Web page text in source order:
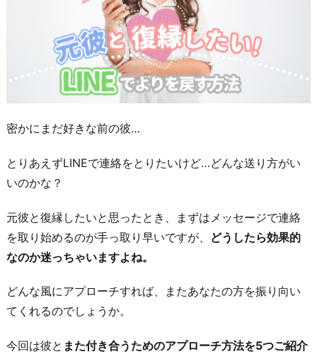
密かにまだ好きな前の彼…
とりあえずLINEで連絡をとりたいけど…どんな送り方がい
いのかな？
元彼と復縁したいと思ったとき、まずはメッセージで連絡
を取り始めるのが手っ取り早いですが、 どうしたら効果的
なのか迷っちゃいますよね。
どんな風にアプローチすれば、またあなたの方を振り向い
てくれるのでしょうか。
今回は彼と また付き合うためのアプローチ方法を5つご紹介